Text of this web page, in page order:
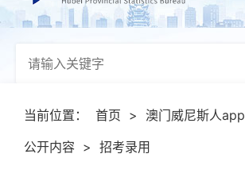
当前位置： 首页 > 澳门威尼斯人app
公开内容 > 招考录用